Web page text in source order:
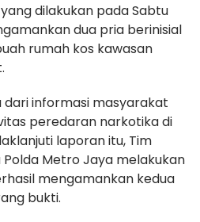
dilakukan pada Sabtu
dua pria berinisial
rumah kos kawasan
informasi masyarakat
peredaran narkotika di
laporan itu, Tim
Metro Jaya melakukan
mengamankan kedua
bukti.